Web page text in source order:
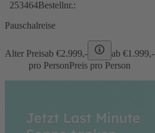
253464Bestellnr.:
Pauschalreise
Alter Preisab €2.999,- ab €1.999,-
pro PersonPreis pro Person